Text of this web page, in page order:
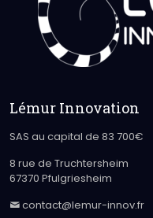
Lémur Innovation
SAS au capital de 83 700€
8 rue de Truchtersheim
67370 Pfulgriesheim
contact@lemur-innov.fr